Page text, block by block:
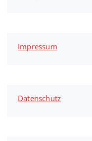
Impressum
Datenschutz